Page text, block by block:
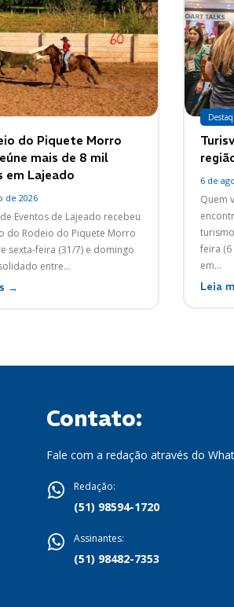
do Piquete Morro
mais de 8 mil
em Lajeado
de 2026
Eventos de Lajeado recebeu
do Rodeio do Piquete Morro
sexta-feira (31/7) e domingo
entre...
→
6 de
Quem
feira (6
em...
Leia
Contato:
Fale com a redação através do
Redação:
(51) 98594-1720
Assinantes:
(51) 98482-7353